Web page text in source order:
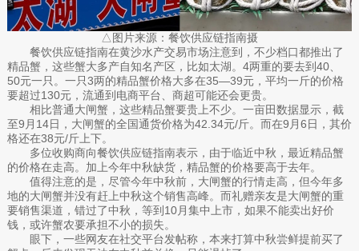
△图片来源：餐饮供应链指南摄
餐饮供应链指南在黄沙水产交易市场注意到，不少档口都推出了
精品蟹，这些蟹大多产自知名产区，比如太湖。4两重的要去到40、
50元一只。一只3两的精品蟹价格大多在35—39元，平均一斤的价格
要超过130元，流通到电商平台、商超可能还会更贵。
相比普通大闸蟹，这些精品蟹要贵上不少。一亩田数据显示，截
至9月14日，大闸蟹的全国通货价格为42.34元/斤。而在9月6日，其价
格还在38元/斤上下。
多位收购商向餐饮供应链指南表示，由于临近中秋，最近精品蟹
的价格在走高。加上今年中秋缺货，精品蟹的价格要高于去年。
值得注意的是，尽管今年中秋前，大闸蟹的行情走高，但今年多
地的大闸蟹并没有赶上中秋这个销售高峰。而礼赠亲友是大闸蟹的重
要销售渠道，错过了中秋，等到10月集中上市，如果不能卖出好价
钱，或许蟹农要承担不小的损失。
眼下，一些网友在社交平台发帖称，本来打算中秋尝鲜提前买了